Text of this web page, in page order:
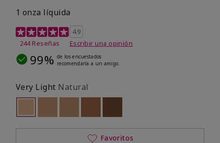
1 onza líquida
Calificación de clientes de 3,7 de 5
4.9
244 Reseñas
Escribir una opinión
99% de los encuestados
recomendaría a un amigo.
Very Light Natural
seleccionado
Out of stock
Favoritos